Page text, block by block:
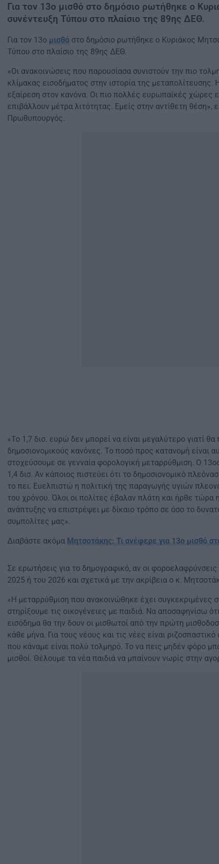
Για τον 13ο μισθό στο δημόσιο ρωτήθηκε ο
συνέντευξη Τύπου στο πλαίσιο της 89ης ΔΕΘ.
Για τον 13ο μισθό στο δημόσιο ρωτήθηκε ο Κυριάκος
Τύπου στο πλαίσιο της 89ης ΔΕΘ.
«Οι ανακοινώσεις που παρουσίασα συνιστούν την πιο
κλίμακας εισοδήματος στην ιστορία της
εξαίρεση στον κανόνα. Οι πιο πολλές ευρωπαϊκές χώρες
επιβάλλουν μέτρα λιτότητας. Εμείς στην αντίθετη θέση»,
Πρωθυπουργός.
«Το 1,7 δισ. ευρώ δεν μπορεί να είναι μεγαλύτερο γιατί
δημοσιονομικούς κανόνες. Το ποσό προς κατανομή είναι
στοχεύσουμε σε γενναία φορολογική μεταρρύθμιση. Ο
1,4 δισ. Αν κάποιος πιστεύει ότι το δημοσιονομικό
το πει. Ευελπιστώ η πολιτική της παραγωγής υγιών
του χρόνου. Όλοι οι πολίτες έβαλαν πλάτη και ήρθε τώρα
ανάπτυξης να επιστρέψει με δίκαιο τρόπο σε όσο το
συμπολίτες μας».
Διαβάστε ακόμα Μητσοτάκης: Τι ανέφερε για 13ο μισθό
Σε ερωτήσεις για το δημογραφικό, αν οι
2025 ή του 2026 και σχετικά με την ακρίβεια ο κ.
«Η μεταρρύθμιση που ανακοινώθηκε έχει συγκεκριμένες
στηρίξουμε τις οικογένειες με παιδιά. Να αποσαφηνίσω
εισόδημα θα την δουν οι μισθωτοί από την πρώτη
κάθε μήνα. Για τους νέους και τις νέες είναι
που κάναμε είναι πολύ τολμηρό. Το να πεις μηδέν φόρο
μισθοί. Θέλουμε τα νέα παιδιά να μπαίνουν νωρίς στην